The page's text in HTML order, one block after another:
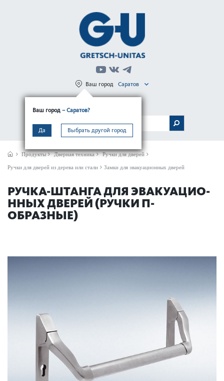
Ваш город – Саратов?
Да Выбрать другой город
Ваш город Саратов
МЕНЮ
Продукты Дверная техника Ручки для дверей
Ручки для дверей из дерева или стали Замки для эвакуационных дверей
РУЧКА-ШТАНГА ДЛЯ ЭВАКУАЦИО­
ННЫХ ДВЕРЕЙ (РУЧКИ П-
ОБРАЗНЫЕ)